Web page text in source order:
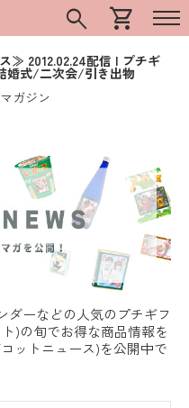
search shopping_cart
2012.02.24配信 | プチギ
婚式/二次会/引き出物
ガジン
ダーなどの人気のプチギフ
)の旬でお得な商品情報を
ットニュース)を公開中で